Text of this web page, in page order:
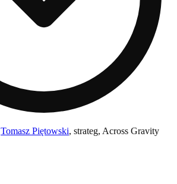
Tomasz Piętowski, strateg, Across Gravity